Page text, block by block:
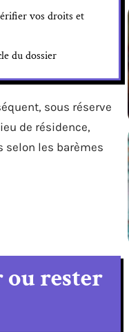
vos droits et
du dossier
sous réserve
de résidence,
les barèmes
ou rester